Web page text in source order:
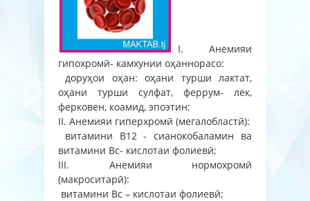
I. Анемияи
гипохромӣ- камхунии оҳаннорасо:
доруҳои оҳан: оҳани турши лактат,
оҳани турши сулфат, феррум- лек,
ферковен, коамид, эпоэтин;
II. Анемияи гиперхромӣ (мегалобластӣ):
витамини В12 - сианокобаламин ва
витамини Вс- кислотаи фолиевӣ;
III. Анемияи нормохромӣ
(макроситарӣ):
витамини Вс – кислотаи фолиевӣ;